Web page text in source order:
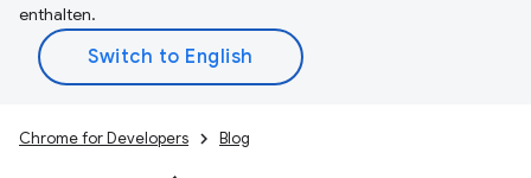
enthalten.
Chrome for Developers Blog